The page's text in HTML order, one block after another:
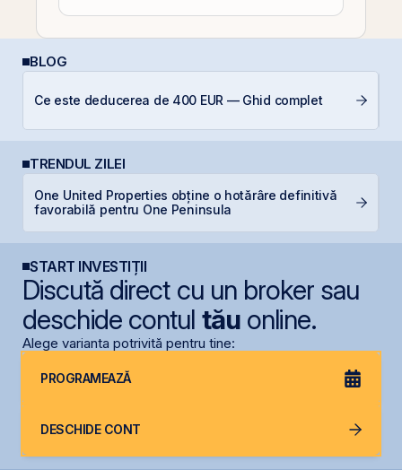
BLOG
Ce este deducerea de 400 EUR — Ghid complet
TRENDUL ZILEI
One United Properties obține o hotărâre definitivă
favorabilă pentru One Peninsula
START INVESTIȚII
Discută direct cu un broker sau
deschide contul tăuonline.
Alege varianta potrivită pentru tine:
PROGRAMEAZĂ
DESCHIDE CONT